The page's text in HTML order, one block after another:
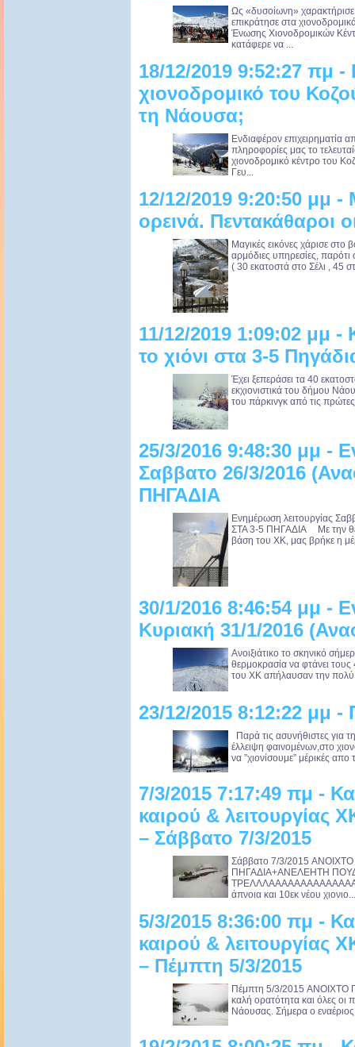
Ως «δυσοίωνη»
επικράτησε στα
Ένωσης Χιονοδρομικών
κατάφερε να ...
18/12/2019 9:52:27 πμ -
χιονοδρομικό του
τη Νάουσα;
Ενδιαφέρον επιχειρηματία
πληροφορίες μας το
χιονοδρομικό κέντρο του
Γευ...
12/12/2019 9:20:50 μμ -
ορεινά. Πεντακάθαροι
Μαγικές εικόνες χάρισε στο
αρμόδιες υπηρεσίες,
( 30 εκατοστά στο Σέλι , 45
11/12/2019 1:09:02 μμ -
το χιόνι στα 3-5
Έχει ξεπεράσει τα 40
εκχιονιστικά του δήμου
του πάρκινγκ από τις
25/3/2016 9:48:30 μμ -
Σαββατο 26/3/2016
ΠΗΓΑΔΙΑ
Ενημέρωση λειτουργίας
ΣΤΑ 3-5 ΠΗΓΑΔΙΑ Με την
βάση του ΧΚ, μας βρήκε η
30/1/2016 8:46:54 μμ -
Κυριακή 31/1/2016
Ανοιξιάτικο το σκηνικό
θερμοκρασία να φτάνει τους
του ΧΚ απήλαυσαν την πολύ
23/12/2015 8:12:22 μμ
Παρά τις ασυνήθιστες για
έλλειψη φαινομένων,στο
να ”χιονίσουμε” μέρικές απο
7/3/2015 7:17:49 πμ -
καιρού &
– Σάββατο 7/3/2015
Σάββατο 7/3/2015
ΠΗΓΑΔΙΑ+ΑΝΕΛΕΗΤΗ
άπνοια και 10εκ νέου χιονιο...
5/3/2015 8:36:00 πμ -
καιρού &
– Πέμπτη 5/3/2015
Πέμπτη 5/3/2015
καλή ορατότητα και όλες οι
Νάουσας. Σήμερα ο